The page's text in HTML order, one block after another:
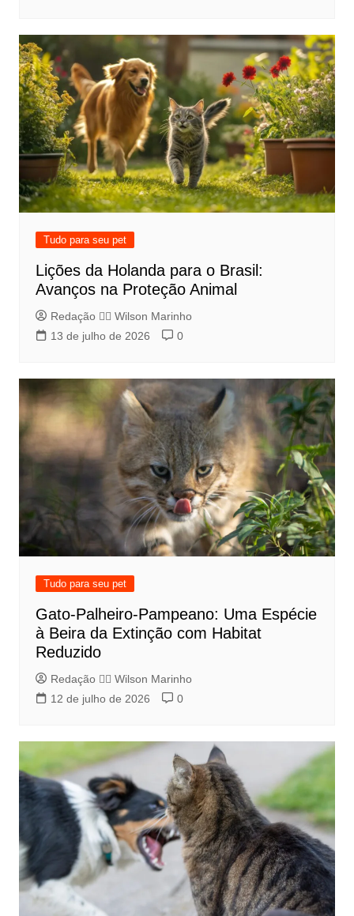
Tudo para seu pet
Lições da Holanda para o Brasil:
Avanços na Proteção Animal
Redação 👨‍⚖️​ Wilson Marinho
13 de julho de 2026
0
Tudo para seu pet
Gato-Palheiro-Pampeano: Uma Espécie
à Beira da Extinção com Habitat
Reduzido
Redação 👨‍⚖️​ Wilson Marinho
12 de julho de 2026
0